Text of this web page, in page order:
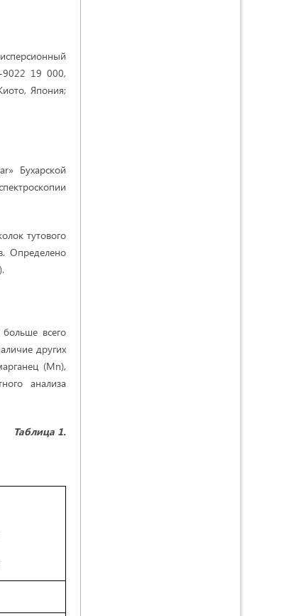
9022 19 000,
Япония;
Бухарской
тутового
Определено
всего
других
(Mn),
анализа
Таблица 1.